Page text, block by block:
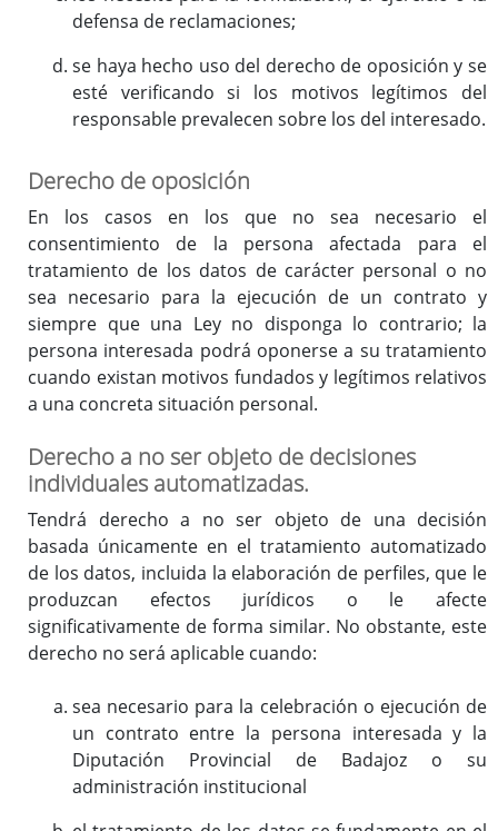
defensa de reclamaciones;
se haya hecho uso del derecho de oposición y se
esté verificando si los motivos legítimos del
responsable prevalecen sobre los del interesado.
Derecho de oposición
En los casos en los que no sea necesario el
consentimiento de la persona afectada para el
tratamiento de los datos de carácter personal o no
sea necesario para la ejecución de un contrato y
siempre que una Ley no disponga lo contrario; la
persona interesada podrá oponerse a su tratamiento
cuando existan motivos fundados y legítimos relativos
a una concreta situación personal.
Derecho a no ser objeto de decisiones
individuales automatizadas.
Tendrá derecho a no ser objeto de una decisión
basada únicamente en el tratamiento automatizado
de los datos, incluida la elaboración de perfiles, que le
produzcan efectos jurídicos o le afecte
significativamente de forma similar. No obstante, este
derecho no será aplicable cuando:
sea necesario para la celebración o ejecución de
un contrato entre la persona interesada y la
Diputación Provincial de Badajoz o su
administración institucional